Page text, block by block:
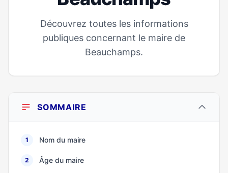
Découvrez toutes les informations
publiques concernant le maire de
Beauchamps.
SOMMAIRE
1 Nom du maire
2 Âge du maire